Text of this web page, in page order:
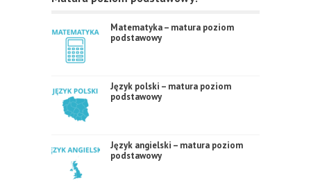
Matematyka – matura poziom
podstawowy
Język polski – matura poziom
podstawowy
Język angielski – matura poziom
podstawowy